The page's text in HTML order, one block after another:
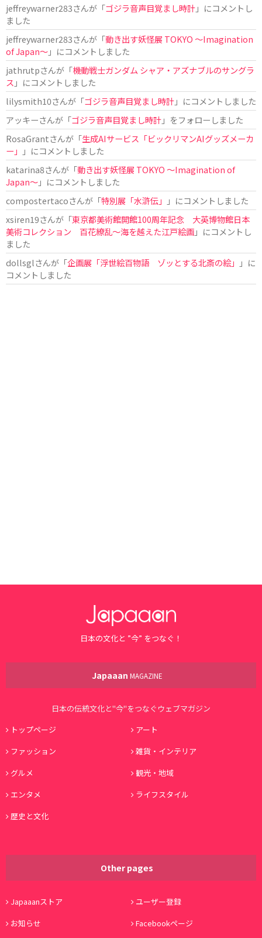
jeffreywarner283さんが「ゴジラ音声目覚まし時計」にコメントし
ました
jeffreywarner283さんが「動き出す妖怪展 TOKYO 〜Imagination
of Japan〜」にコメントしました
jathrutpさんが「機動戦士ガンダム シャア・アズナブルのサングラ
ス 」にコメントしました
lilysmith10さんが「ゴジラ音声目覚まし時計」にコメントしました
アッキーさんが「ゴジラ音声目覚まし時計」をフォローしました
RosaGrantさんが「生成AIサービス「ビックリマンAIグッズメーカ
ー」
」にコメントしました
katarina8さんが「動き出す妖怪展 TOKYO 〜Imagination of
Japan〜」にコメントしました
compostertacoさんが「特別展「水滸伝」
」にコメントしました
xsiren19さんが「東京都美術館開館100周年記念 大英博物館日本
美術コレクション 百花繚乱～海を越えた江戸絵画」にコメントし
ました
dollsglさんが「企画展「浮世絵百物語 ゾッとする北斎の絵」
」に
コメントしました
日本の文化と ”今” をつなぐ！
Japaaan MAGAZINE
日本の伝統文化と"今"をつなぐウェブマガジン
トップページ
アート
ファッション
雑貨・インテリア
グルメ
観光・地域
エンタメ
ライフスタイル
歴史と文化
Other pages
Japaaanストア
ユーザー登録
お知らせ
Facebookページ